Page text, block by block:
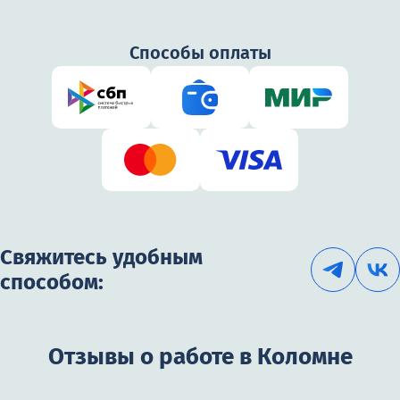
Способы оплаты
Свяжитесь удобным
способом:
Отзывы о работе в Коломне